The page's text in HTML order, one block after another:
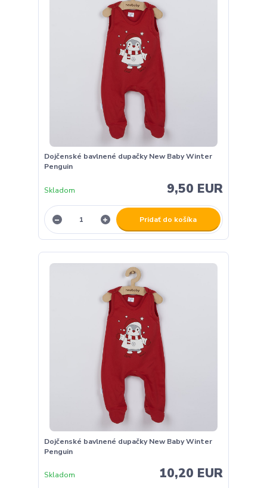
Dojčenské bavlnené dupačky New Baby Winter
Penguin
9,50 EUR
Skladom
Pridať do košíka
Dojčenské bavlnené dupačky New Baby Winter
Penguin
10,20 EUR
Skladom